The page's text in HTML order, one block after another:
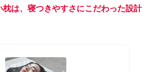
は、寝つきやすさにこだわった設計